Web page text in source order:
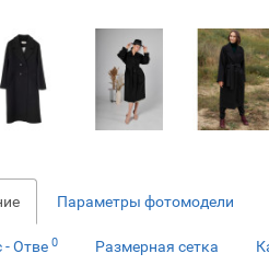
Параметры фотомодели
- Отве 0 Размерная сетка